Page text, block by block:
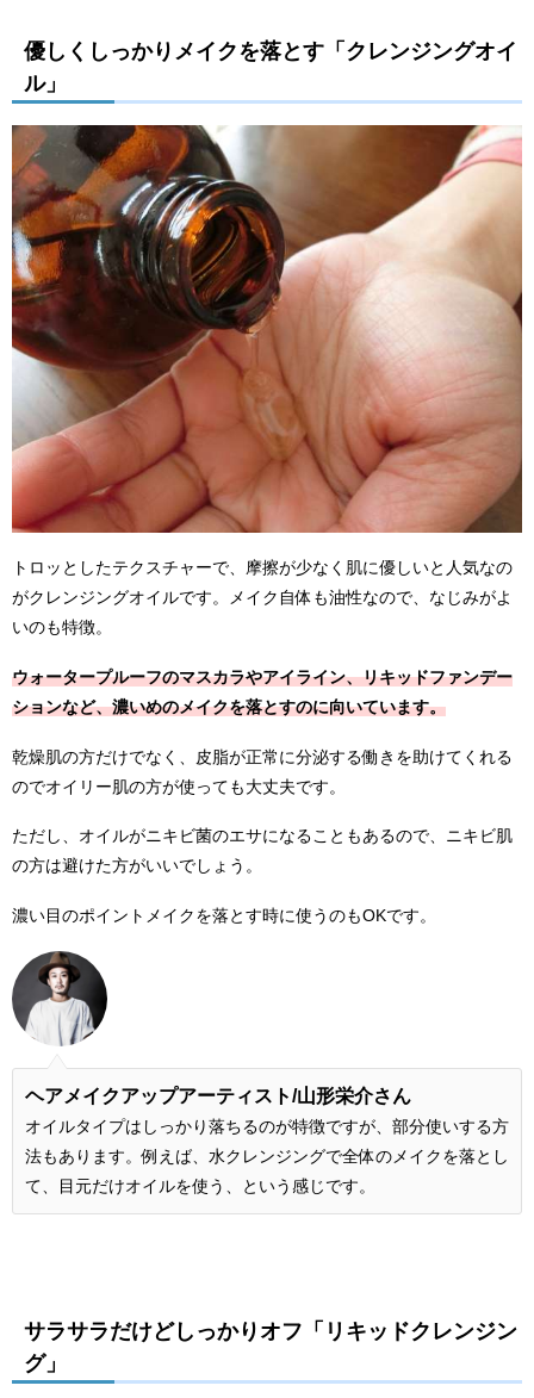
優しくしっかりメイクを落とす「クレンジングオイ
ル」
トロッとしたテクスチャーで、摩擦が少なく肌に優しいと人気なの
がクレンジングオイルです。メイク自体も油性なので、なじみがよ
いのも特徴。
ウォータープルーフのマスカラやアイライン、リキッドファンデー
ションなど、濃いめのメイクを落とすのに向いています。
乾燥肌の方だけでなく、皮脂が正常に分泌する働きを助けてくれる
のでオイリー肌の方が使っても大丈夫です。
ただし、オイルがニキビ菌のエサになることもあるので、ニキビ肌
の方は避けた方がいいでしょう。
濃い目のポイントメイクを落とす時に使うのもOKです。
ヘアメイクアップアーティスト/山形栄介さん
オイルタイプはしっかり落ちるのが特徴ですが、部分使いする方
法もあります。例えば、水クレンジングで全体のメイクを落とし
て、目元だけオイルを使う、という感じです。
サラサラだけどしっかりオフ「リキッドクレンジン
グ」